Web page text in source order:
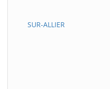
SUR-ALLIER